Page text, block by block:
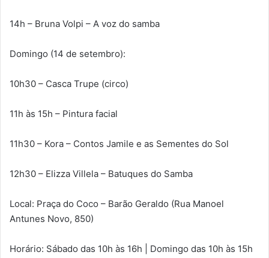
14h – Bruna Volpi – A voz do samba
Domingo (14 de setembro):
10h30 – Casca Trupe (circo)
11h às 15h – Pintura facial
11h30 – Kora – Contos Jamile e as Sementes do Sol
12h30 – Elizza Villela – Batuques do Samba
Local: Praça do Coco – Barão Geraldo (Rua Manoel
Antunes Novo, 850)
Horário: Sábado das 10h às 16h | Domingo das 10h às 15h